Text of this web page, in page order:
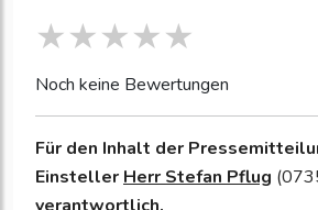
Noch keine Bewertungen
Für den Inhalt der
Einsteller Herr Stefan Pflug